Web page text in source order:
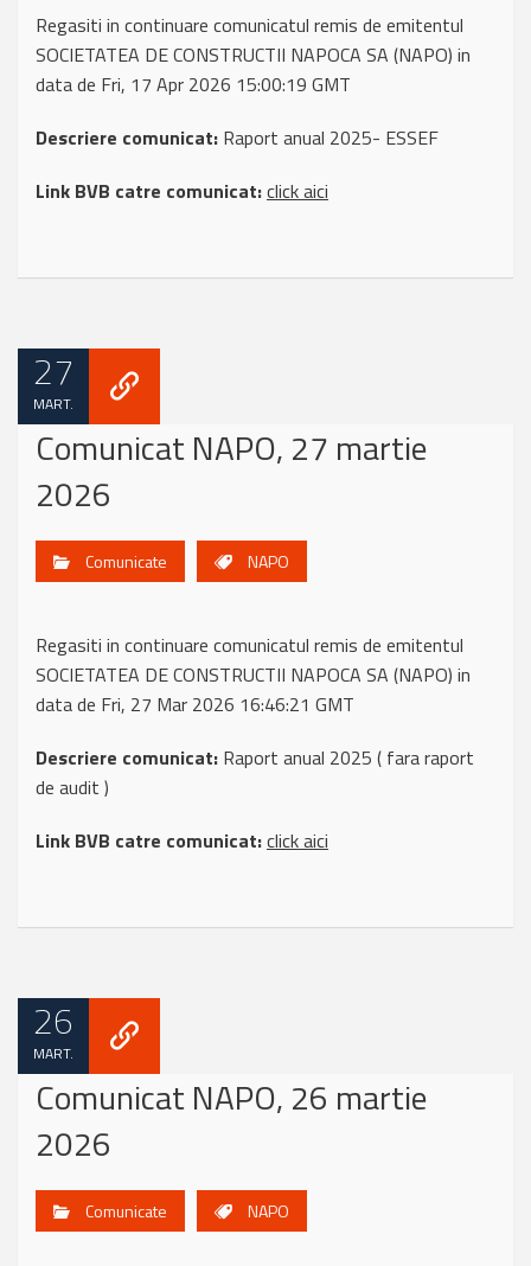
Regasiti in continuare comunicatul remis de emitentul
SOCIETATEA DE CONSTRUCTII NAPOCA SA (NAPO) in
data de Fri, 17 Apr 2026 15:00:19 GMT
Descriere comunicat: Raport anual 2025- ESSEF
Link BVB catre comunicat:click aici
27
MART.
Comunicat NAPO, 27 martie
2026
Comunicate NAPO
Regasiti in continuare comunicatul remis de emitentul
SOCIETATEA DE CONSTRUCTII NAPOCA SA (NAPO) in
data de Fri, 27 Mar 2026 16:46:21 GMT
Descriere comunicat: Raport anual 2025 ( fara raport
de audit )
Link BVB catre comunicat:click aici
26
MART.
Comunicat NAPO, 26 martie
2026
Comunicate NAPO